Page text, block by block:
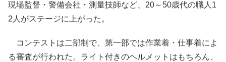
現場監督・警備会社・測量技師など、20～50歳代の職人1
2人がステージに上がった。
コンテストは二部制で、第一部では作業着・仕事着によ
る審査が行われた。ライト付きのヘルメットはもちろん、